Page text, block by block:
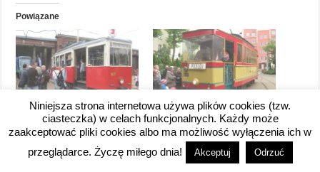
Powiązane
Dzień otwarty zajezdni
Pogodno – 3.07.2011 r.
w Szczecinie
Dzień Otwarty w toruńskiej
zajezdni tramwajowej –
17.05.2014 r.
Niniejsza strona internetowa używa plików cookies (tzw.
ciasteczka) w celach funkcjonalnych. Każdy może
zaakceptować pliki cookies albo ma możliwość wyłączenia ich w
przeglądarce. Życzę miłego dnia!
Akceptuj Odrzuć